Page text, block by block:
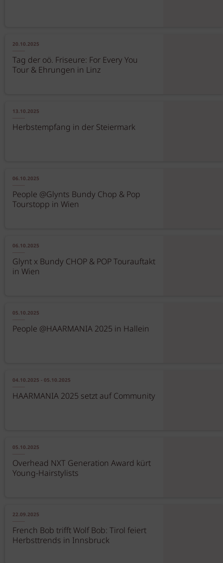
20.10.2025
Tag der oö. Friseure: For Every You
Tour & Ehrungen in Linz
13.10.2025
Herbstempfang in der Steiermark
06.10.2025
People @Glynts Bundy Chop & Pop
Tourstopp in Wien
06.10.2025
Glynt x Bundy CHOP & POP Tourauftakt
in Wien
05.10.2025
People @HAARMANIA 2025 in Hallein
04.10.2025 - 05.10.2025
HAARMANIA 2025 setzt auf Community
05.10.2025
Overhead NXT Generation Award kürt
Young-Hairstylists
22.09.2025
French Bob trifft Wolf Bob: Tirol feiert
Herbsttrends in Innsbruck